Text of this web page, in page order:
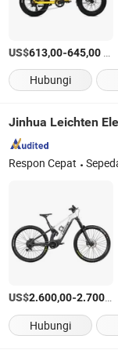
US$613,00-645,00
Hubungi
Jinhua Leichten
Respon Cepat Sepeda Listrik, Sepeda
US$2.600,00-2.700,00
Hubungi